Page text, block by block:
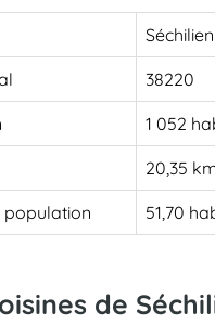
38220
1 052
20,35
population 51,70
de